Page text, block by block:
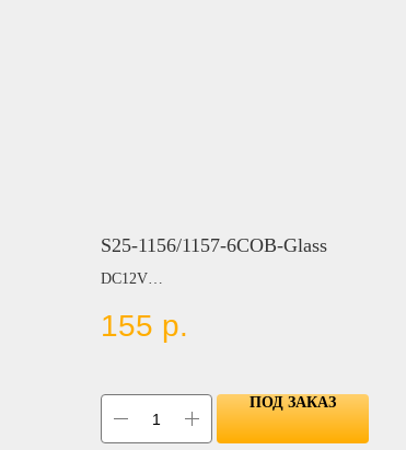
S25-1156/1157-6COB-Glass
DC12V
Цвет:
BLUE
RED
AMBER
155 р.
ПОД ЗАКАЗ